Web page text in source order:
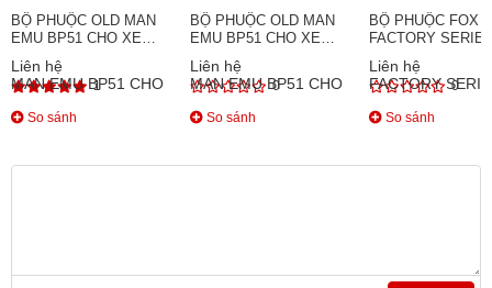
BỘ PHUỘC OLD MAN
EMU BP51 CHO XE
(2005-2015)
Liên hệ
1
So sánh
BỘ PHUỘC OLD MAN
EMU BP51 CHO XE
(2015+)
Liên hệ
0
So sánh
BỘ PHUỘC FOX
FACTORY
(ĐIỀU CHỈNH
Liên hệ
0
So sánh